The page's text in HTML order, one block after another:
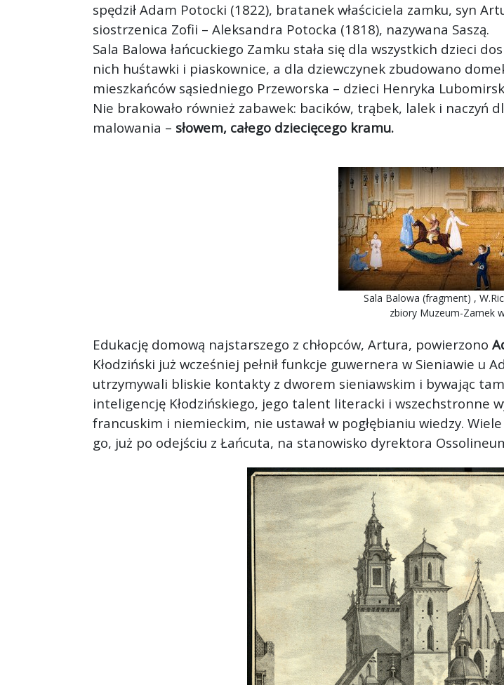
spędził Adam Potocki (1822), bratanek właściciela zamku, syn
siostrzenica Zofii – Aleksandra Potocka (1818), nazywana Saszą.
Sala Balowa łańcuckiego Zamku stała się dla wszystkich dzieci
nich huśtawki i piaskownice, a dla dziewczynek zbudowano
mieszkańców sąsiedniego Przeworska – dzieci Henryka
Nie brakowało również zabawek: bacików, trąbek, lalek i naczyń
malowania – słowem, całego dziecięcego kramu.
Sala Balowa (fragment) ,
zbiory Muzeum-Zamek
Edukację domową najstarszego z chłopców, Artura, powierzono
Kłodziński już wcześniej pełnił funkcje guwernera w Sieniawie u
utrzymywali bliskie kontakty z dworem sieniawskim i bywając
inteligencję Kłodzińskiego, jego talent literacki i wszechstronne
francuskim i niemieckim, nie ustawał w pogłębianiu wiedzy.
go, już po odejściu z Łańcuta, na stanowisko dyrektora